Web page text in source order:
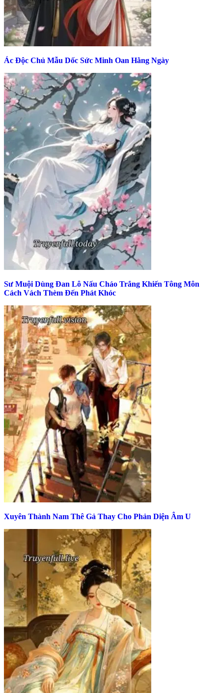
Ác Độc Chủ Mẫu Dốc Sức Minh Oan Hằng Ngày
Sư Muội Dùng Đan Lô Nấu Cháo Trắng Khiến Tông Môn
Cách Vách Thèm Đến Phát Khóc
Xuyên Thành Nam Thê Gả Thay Cho Phản Diện Âm U